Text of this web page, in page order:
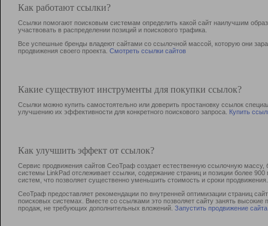
Как работают ссылки?
Ссылки помогают поисковым системам определить какой сайт наилучшим
участвовать в раcпределении позиций и поискового трафика.
Все успешные бренды владеют сайтами со ссылочной массой, которую они
продвижения своего проекта. Смотреть ссылки сайтов
Какие существуют инструменты для покупки ссылок?
Ссылки можно купить самостоятельно или доверить простановку ссылок
улучшению их эффективности для конкретного поискового запроса. Купить
Как улучшить эффект от ссылок?
Сервис продвижения сайтов СеоТраф создает естественную ссылочную
системы LinkPad отслеживает ссылки, содержание страниц и позиции более
систем, что позволяет существенно уменьшить стоимость и сроки продвижения.
СеоТраф предоставляет рекомендации по внутренней оптимизации страниц
поисковых системах. Вместе со ссылками это позволяет сайту занять
продаж, не требующих дополнительных вложений. Запустить продвижение сайта